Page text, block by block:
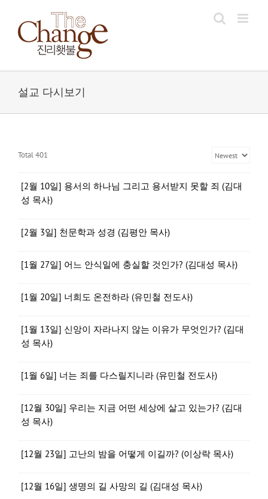
content
설교 다시보기
Total 401
[2월 10일] 용서의 하나님 그리고 용서받지 못할 죄 (김대
성 목사)
[2월 3일] 천문학과 성경 (김평안 목사)
[1월 27일] 어느 안식일에 충실할 것인가? (김대성 목사)
[1월 20일] 너희도 온전하라 (유민철 전도사)
[1월 13일] 신앙이 자라나지 않는 이유가 무엇인가? (김대
성 목사)
[1월 6일] 너는 죄를 다스릴지니라 (유민철 전도사)
[12월 30일] 우리는 지금 어떤 세상에 살고 있는가? (김대
성 목사)
[12월 23일] 고난의 밤을 어떻게 이길까? (이상락 목사)
[12월 16일] 생명의 길 사망의 길 (김대성 목사)